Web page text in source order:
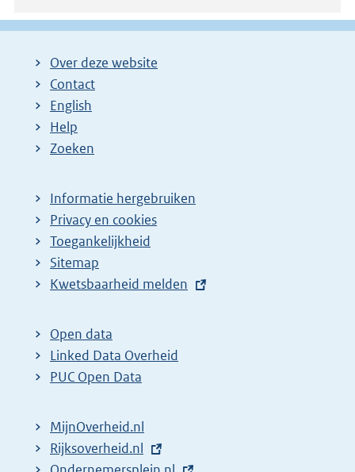
g
Over deze website
Contact
English
Help
Zoeken
Informatie hergebruiken
Privacy en cookies
Toegankelijkheid
Sitemap
E
t
e
r
l
i
Kwetsbaarheid melden
Open data
Linked Data Overheid
PUC Open Data
MijnOverheid.nl
E
Rijksoverheid.nl